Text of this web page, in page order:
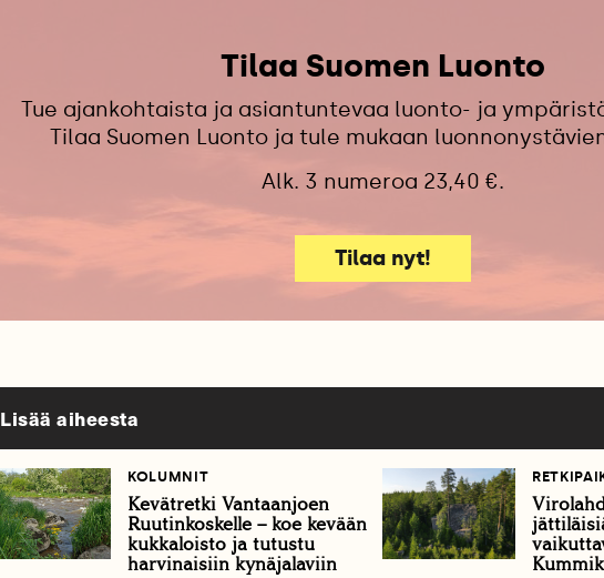
Tilaa Suomen Luonto
Tue ajankohtaista ja asiantuntevaa luonto- ja
Tilaa Suomen Luonto ja tule mukaan
Alk. 3 numeroa 23,40 €.
Tilaa nyt!
Lisää aiheesta
KOLUMNIT
Kevätretki Vantaanjoen
Ruutinkoskelle – koe kevään
kukkaloisto ja tutustu
harvinaisiin kynäjalaviin